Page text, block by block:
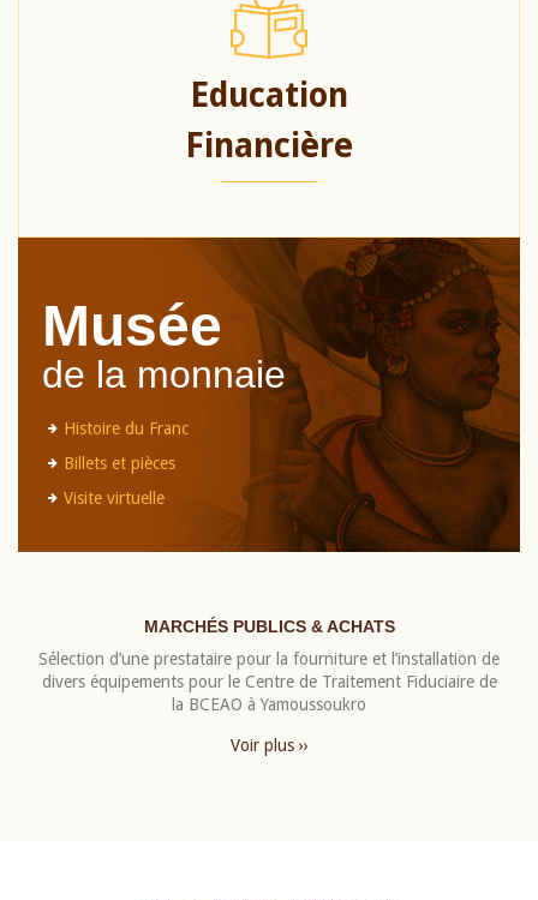
Education
Financière
Musée
de la monnaie
Histoire du Franc
Billets et pièces
Visite virtuelle
MARCHÉS PUBLICS & ACHATS
Sélection d’une prestataire pour la fourniture et l’installation de
divers équipements pour le Centre de Traitement Fiduciaire de
la BCEAO à Yamoussoukro
Voir plus ››